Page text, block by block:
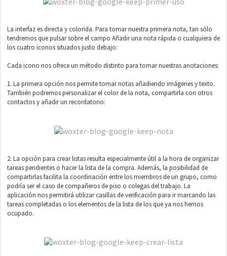
La interfaz es directa y colorida. Para tomar nuestra primera nota, tan sólo
tendremos que pulsar sobre el campo Añadir una nota rápida o cualquiera de
los cuatro iconos situados justo debajo:
Cada icono nos ofrece un método distinto para tomar nuestras anotaciones:
1. La primera opción nos permite tomar notas añadiendo imágenes y texto.
También podremos personalizar el color de la nota, compartirla con otros
contactos y añadir un recordatorio:
2. La opción para crear listas resulta especialmente útil a la hora de organizar
tareas pendientes o hacer la lista de la compra. Además, la posibilidad de
compartirlas facilita la coordinación entre los miembros de un grupo, como
podría ser el caso de compañeros de piso o colegas del trabajo. La
aplicación nos permitirá utilizar casillas de verificación para ir marcando las
tareas completadas o los elementos de la lista de los que ya nos hemos
ocupado.